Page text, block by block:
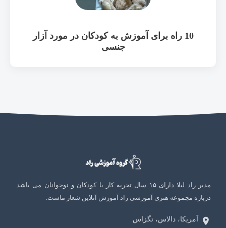
10 راه برای آموزش به کودکان در مورد آزار
جنسی
مدیر راد لیلا دارای ۱۵ سال تجربه کار با کودکان و نوجوانان می باشد.
درباره مجموعه هنری آموزشی راد آموزش آنلاین شعار ماست.
آمریکا، دالاس، تگزاس